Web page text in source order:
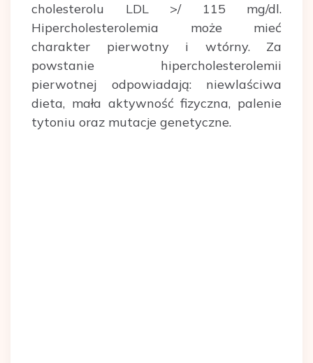
cholesterolu LDL >/ 115 mg/dl.
Hipercholesterolemia może mieć
charakter pierwotny i wtórny. Za
powstanie hipercholesterolemii
pierwotnej odpowiadają: niewlaściwa
dieta, mała aktywność fizyczna, palenie
tytoniu oraz mutacje genetyczne.